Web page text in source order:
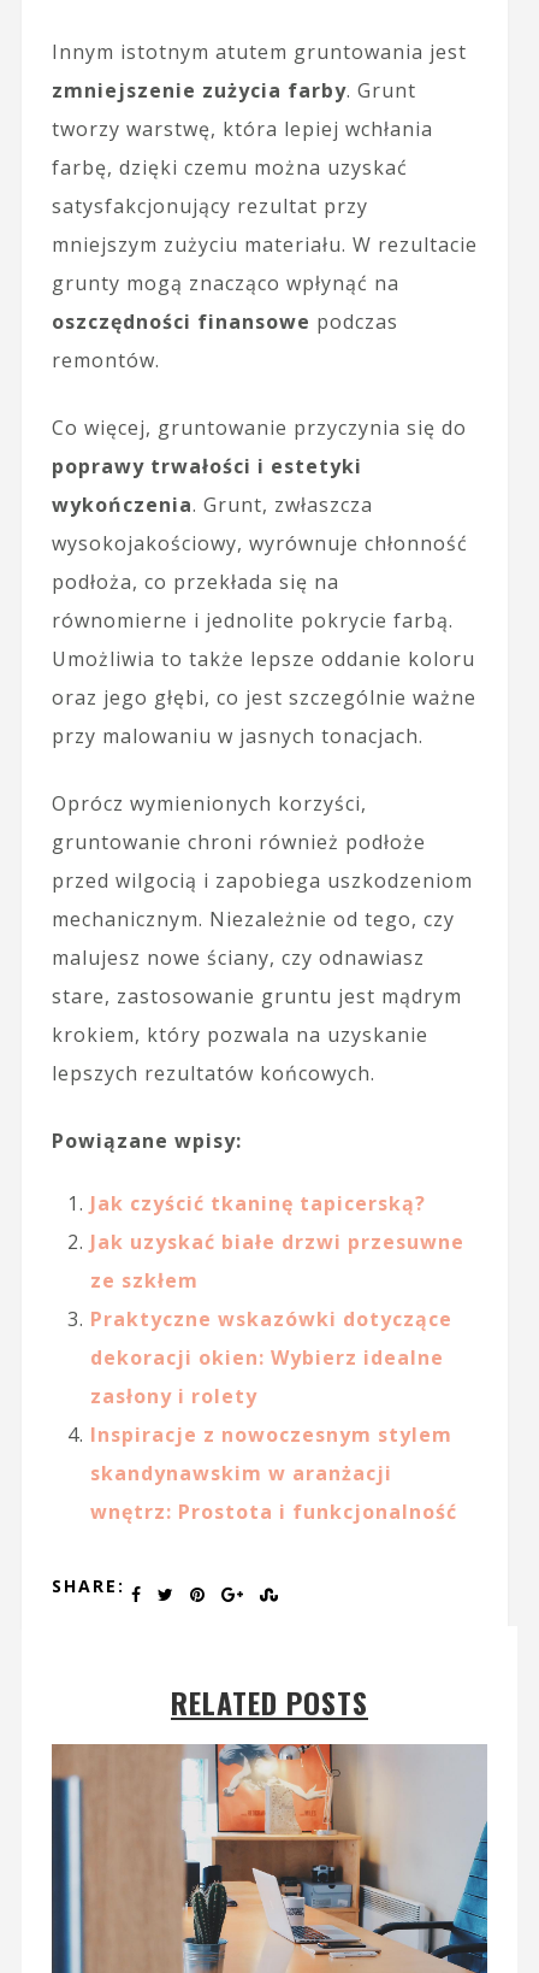
Innym istotnym atutem gruntowania jest
zmniejszenie zużycia farby. Grunt
tworzy warstwę, która lepiej wchłania
farbę, dzięki czemu można uzyskać
satysfakcjonujący rezultat przy
mniejszym zużyciu materiału. W rezultacie
grunty mogą znacząco wpłynąć na
oszczędności finansowe podczas
remontów.
Co więcej, gruntowanie przyczynia się do
poprawy trwałości i estetyki
wykończenia. Grunt, zwłaszcza
wysokojakościowy, wyrównuje chłonność
podłoża, co przekłada się na
równomierne i jednolite pokrycie farbą.
Umożliwia to także lepsze oddanie koloru
oraz jego głębi, co jest szczególnie ważne
przy malowaniu w jasnych tonacjach.
Oprócz wymienionych korzyści,
gruntowanie chroni również podłoże
przed wilgocią i zapobiega uszkodzeniom
mechanicznym. Niezależnie od tego, czy
malujesz nowe ściany, czy odnawiasz
stare, zastosowanie gruntu jest mądrym
krokiem, który pozwala na uzyskanie
lepszych rezultatów końcowych.
Powiązane wpisy:
Jak czyścić tkaninę tapicerską?
Jak uzyskać białe drzwi przesuwne
ze szkłem
Praktyczne wskazówki dotyczące
dekoracji okien: Wybierz idealne
zasłony i rolety
Inspiracje z nowoczesnym stylem
skandynawskim w aranżacji
wnętrz: Prostota i funkcjonalność
SHARE:
RELATED POSTS